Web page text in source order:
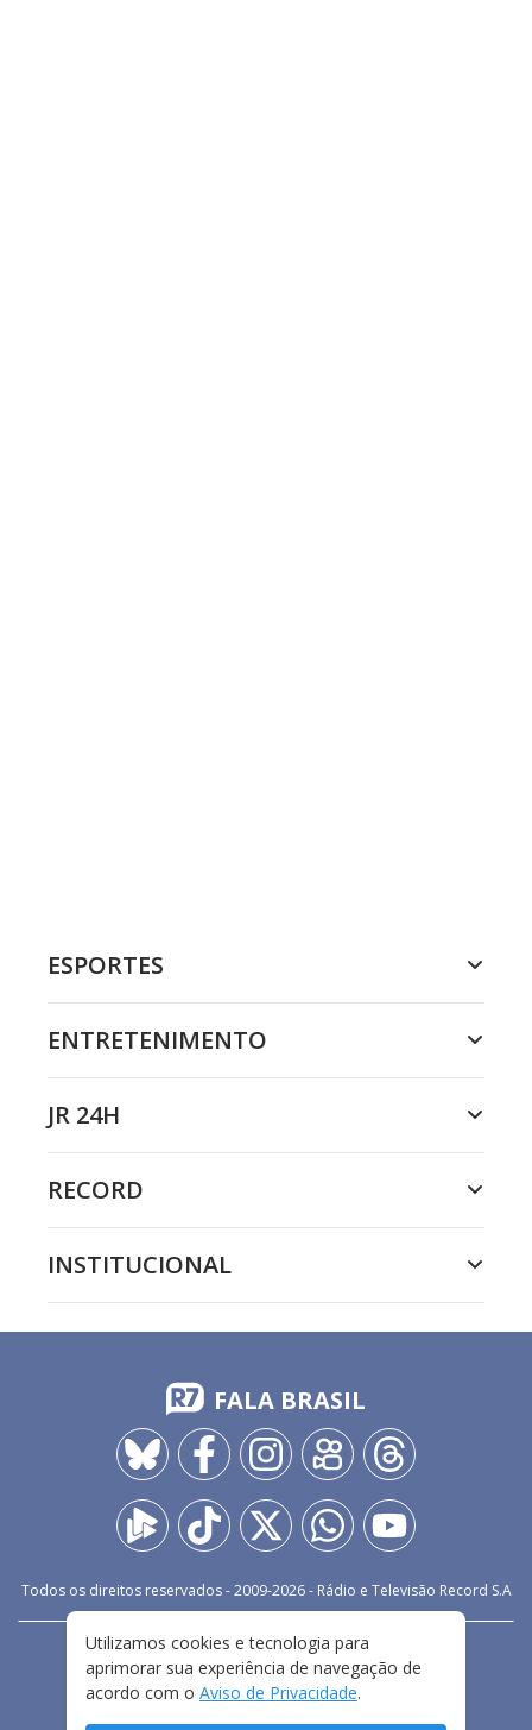
ESPORTES
ENTRETENIMENTO
JR 24H
RECORD
INSTITUCIONAL
FALA BRASIL
Todos os direitos reservados - 2009-2026- Rádio e Televisão Record S.A
FALE CONOSCO
PRIVACIDADE
TERMOS E CONDIÇÕES DE USO
Utilizamos cookies e tecnologia para
aprimorar sua experiência de navegação de
acordo com o Aviso de Privacidade.